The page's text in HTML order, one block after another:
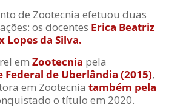
de Zootecnia efetuou duas
os docentes Erica Beatriz
Lopes da Silva.
em Zootecnia pela
Federal de Uberlândia (2015),
em Zootecnia também pela
o título em 2020.